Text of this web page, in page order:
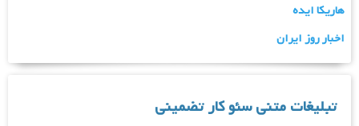
هاریکا ایده
اخبار روز ایران
تبلیغات متنی سئو کار تضمینی